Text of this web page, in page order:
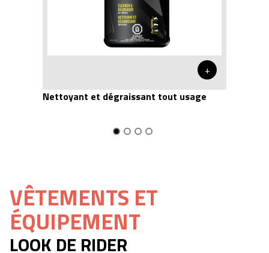
+
Nettoyant et dégraissant tout usage
VÊTEMENTS ET
ÉQUIPEMENT
LOOK DE RIDER